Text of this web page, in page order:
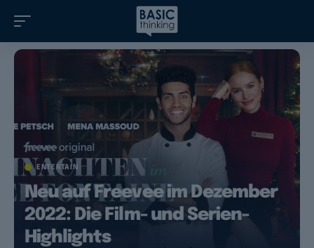
ENTERTAIN
Neu auf Freevee im Dezember
2022: Die Film- und Serien-
Highlights